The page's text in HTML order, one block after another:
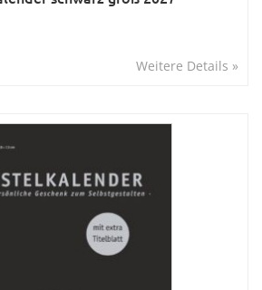
Weitere Details »